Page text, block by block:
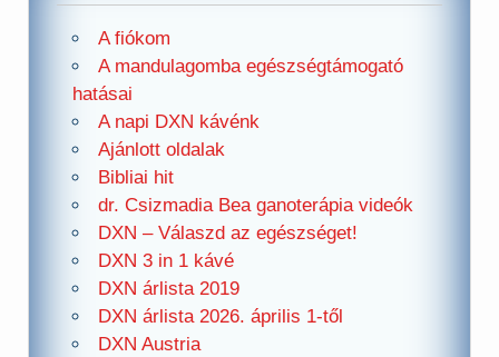
A fiókom
A mandulagomba egészségtámogató
hatásai
A napi DXN kávénk
Ajánlott oldalak
Bibliai hit
dr. Csizmadia Bea ganoterápia videók
DXN – Válaszd az egészséget!
DXN 3 in 1 kávé
DXN árlista 2019
DXN árlista 2026. április 1-től
DXN Austria